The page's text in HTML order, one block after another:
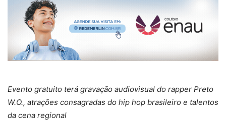
Evento gratuito terá gravação audiovisual do rapper Preto
W.O., atrações consagradas do hip hop brasileiro e talentos
da cena regional